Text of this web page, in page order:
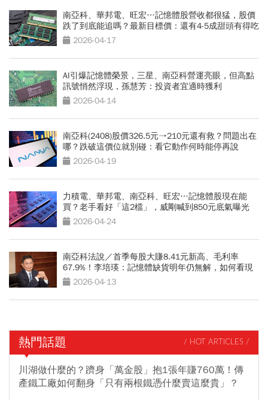
南亞科、華邦電、旺宏…記憶體股營收都很猛，股價
跌了到底能追嗎？最新目標價：還有4-5成甜頭有得吃
2026-04-17
AI引爆記憶體榮景，三星、南亞科營運亮眼，但高點
訊號悄然浮現，孫慧芳：投資者宜適時獲利
2026-04-14
南亞科(2408)股價326.5元→210元還有救？問題出在
哪？跌破這價位就別碰：看它動作何時能停再說
2026-04-19
力積電、華邦電、南亞科、旺宏…記憶體股現在能
買？老手看好「這2檔」，威剛喊到850元底氣曝光
2026-04-24
南亞科法說／首季每股大賺8.41元新高、毛利率
67.9%！李培瑛：記憶體缺貨明年仍無解，如何看現
貨價鬆動？
2026-04-13
熱門話題 / HOT ARTICLES /
川湖做什麼的？躋身「萬金股」抱1張年賺760萬！傳
產鐵工廠如何翻身「只有兩根鐵憑什麼賣這麼貴」？